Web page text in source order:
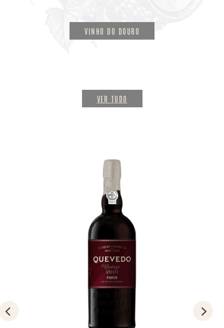
VINHO DO DOURO
VER TUDO